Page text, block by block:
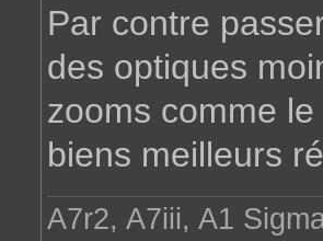
Par contre
des optiques
zooms comme
biens meilleurs
A7r2, A7iii, A1